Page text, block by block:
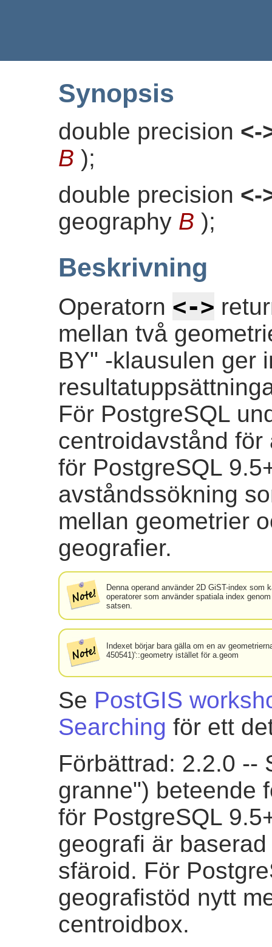
Synopsis
double precision <-
B );
double precision <-
geography B );
Beskrivning
Operatorn <->
mellan två
BY" -klausulen ger
För PostgreSQL
centroidavstånd
för PostgreSQL
avståndssökning
mellan geometrier
geografier.
Denna operand använder 2D GiST-index som
operatorer som använder spatiala index
satsen.
Indexet börjar bara gälla om en av
450541)'::geometry istället för a.geom
Se PostGIS
Searching för ett
Förbättrad: 2.2.0 --
granne") beteende
för PostgreSQL
geografi är
sfäroid. För
geografistöd nytt
centroidbox.